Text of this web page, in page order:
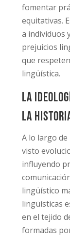
fomentar
equitativas.
a individuos
prejuicios
que
lingüística.
La
la
A lo largo de
visto
influyendo
lingüístico
lingüísticas
en el tejido
formadas